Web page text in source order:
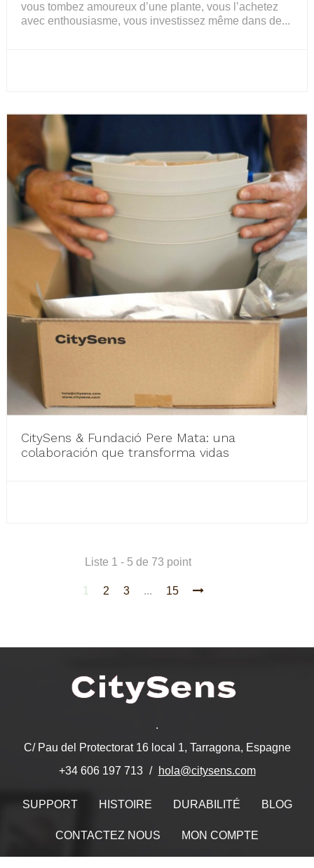
vous tombez amoureux d’une plante, vous l’achetez
avec enthousiasme, vous investissez même dans de...
CitySens & Fundació Pere Mata: una
colaboración que transforma vidas
Liste 1 - 5 de 73 point
1 2 3 ... 15
.
C/ Pau del Protectorat 16 local 1, Tarragona, Espagne
+34 606 197 713
hola@citysens.com
SUPPORT HISTOIRE DURABILITÉ BLOG
CONTACTEZ NOUS MON COMPTE